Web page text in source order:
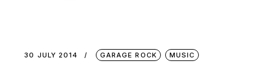
30 JULY 2014 GARAGE ROCK MUSIC